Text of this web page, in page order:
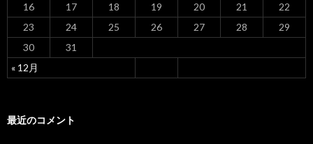
« 12月
16
17 18 19 20 21
22
23
24 25 26 27 28
29
30
31
最近のコメント